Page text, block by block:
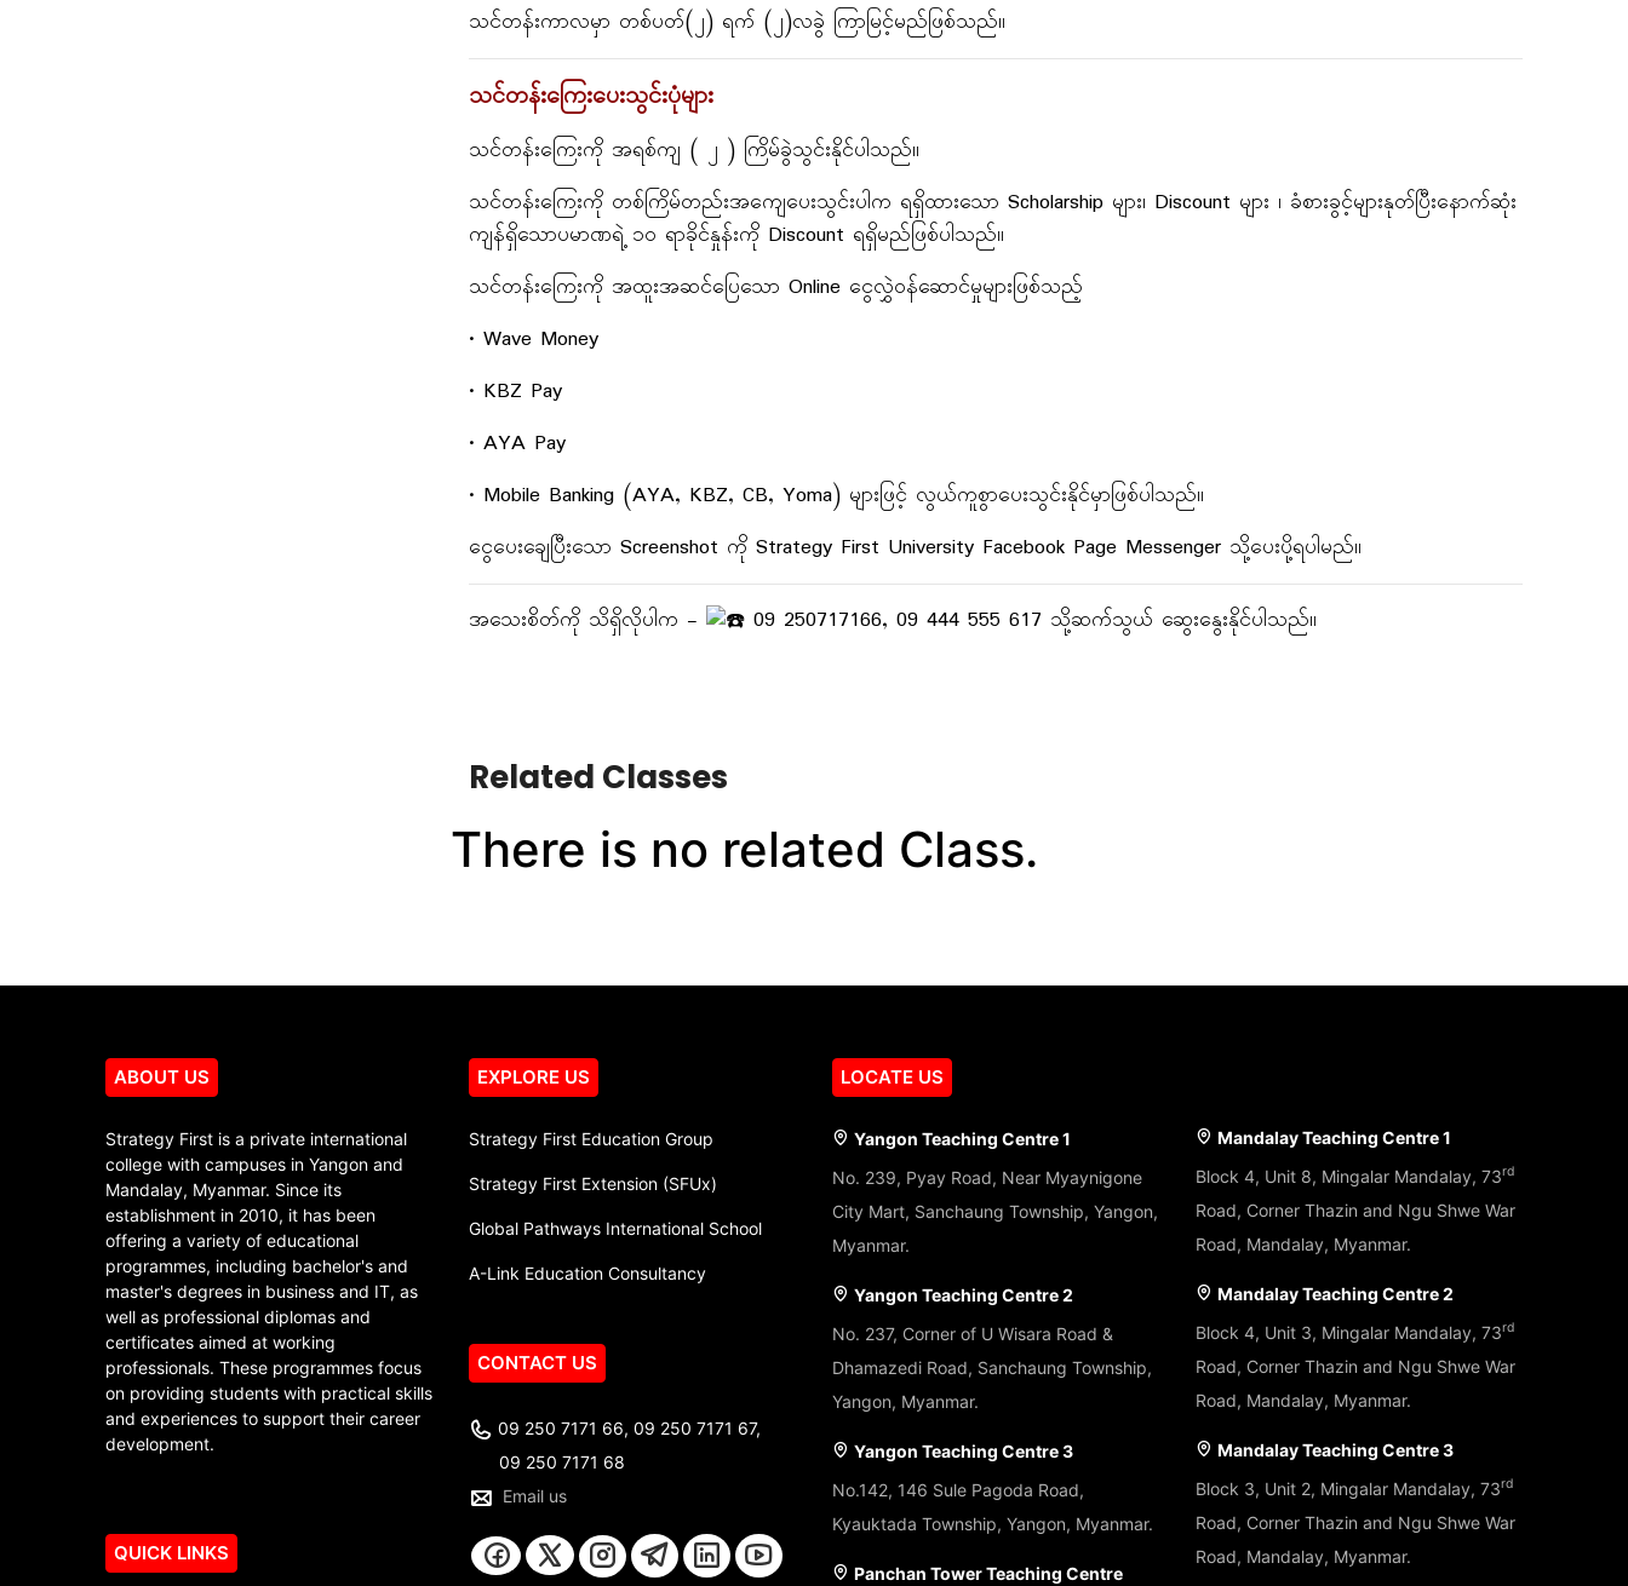
သင်တန်းကာလမှာ တစ်ပတ်(၂) ရက် (၂)လခွဲ ကြာမြင့်မည်ဖြစ်သည်။
သင်တန်းကြေးပေးသွင်းပုံများ
သင်တန်းကြေးကို အရစ်ကျ ( ၂ ) ကြိမ်ခွဲသွင်းနိုင်ပါသည်။
သင်တန်းကြေးကို တစ်ကြိမ်တည်းအကျေပေးသွင်းပါက ရရှိထားသော Scholarship များ၊ Discount များ ၊ ခံစားခွင့်များနုတ်ပြီးနောက်ဆုံး
ကျန်ရှိသောပမာဏရဲ့ ၁၀ ရာခိုင်နှုန်းကို Discount ရရှိမည်ဖြစ်ပါသည်။
သင်တန်းကြေးကို အထူးအဆင်ပြေသော Online ငွေလွှဲဝန်ဆောင်မှုများဖြစ်သည့်
• Wave Money
• KBZ Pay
• AYA Pay
• Mobile Banking (AYA, KBZ, CB, Yoma) များဖြင့် လွယ်ကူစွာပေးသွင်းနိုင်မှာဖြစ်ပါသည်။
ငွေပေးချေပြီးသော Screenshot ကို Strategy First University Facebook Page Messenger သို့ပေးပို့ရပါမည်။
အသေးစိတ်ကို သိရှိလိုပါက - ‎ 09 250717166, 09 444 555 617 သို့ဆက်သွယ် ဆွေးနွေးနိုင်ပါသည်။
Related Classes
There is no related Class.
ABOUT US
Strategy First is a private international
college with campuses in Yangon and
Mandalay, Myanmar. Since its
establishment in 2010, it has been
offering a variety of educational
programmes, including bachelor's and
master's degrees in business and IT, as
well as professional diplomas and
certificates aimed at working
professionals. These programmes focus
on providing students with practical skills
and experiences to support their career
development.
QUICK LINKS
EXPLORE US
Strategy First Education Group
Strategy First Extension (SFUx)
Global Pathways International School
A-Link Education Consultancy
CONTACT US
09 250 7171 66, 09 250 7171 67,
09 250 7171 68
Email us
LOCATE US
Yangon Teaching Centre 1
No. 239, Pyay Road, Near Myaynigone
City Mart, Sanchaung Township, Yangon,
Myanmar.
Yangon Teaching Centre 2
No. 237, Corner of U Wisara Road &
Dhamazedi Road, Sanchaung Township,
Yangon, Myanmar.
Yangon Teaching Centre 3
No.142, 146 Sule Pagoda Road,
Kyauktada Township, Yangon, Myanmar.
Panchan Tower Teaching Centre
Mandalay Teaching Centre 1
Block 4, Unit 8, Mingalar Mandalay, 73rd
Road, Corner Thazin and Ngu Shwe War
Road, Mandalay, Myanmar.
Mandalay Teaching Centre 2
Block 4, Unit 3, Mingalar Mandalay, 73rd
Road, Corner Thazin and Ngu Shwe War
Road, Mandalay, Myanmar.
Mandalay Teaching Centre 3
Block 3, Unit 2, Mingalar Mandalay, 73rd
Road, Corner Thazin and Ngu Shwe War
Road, Mandalay, Myanmar.